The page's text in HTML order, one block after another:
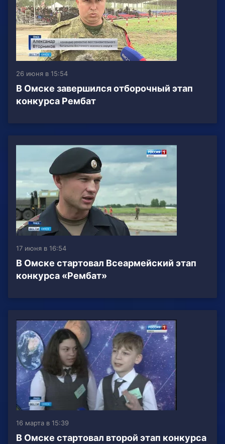
26 июня в 15:54
В Омске завершился отборочный этап
конкурса Рембат
17 июня в 16:54
В Омске стартовал Всеармейский этап
конкурса «Рембат»
16 марта в 15:39
В Омске стартовал второй этап конкурса